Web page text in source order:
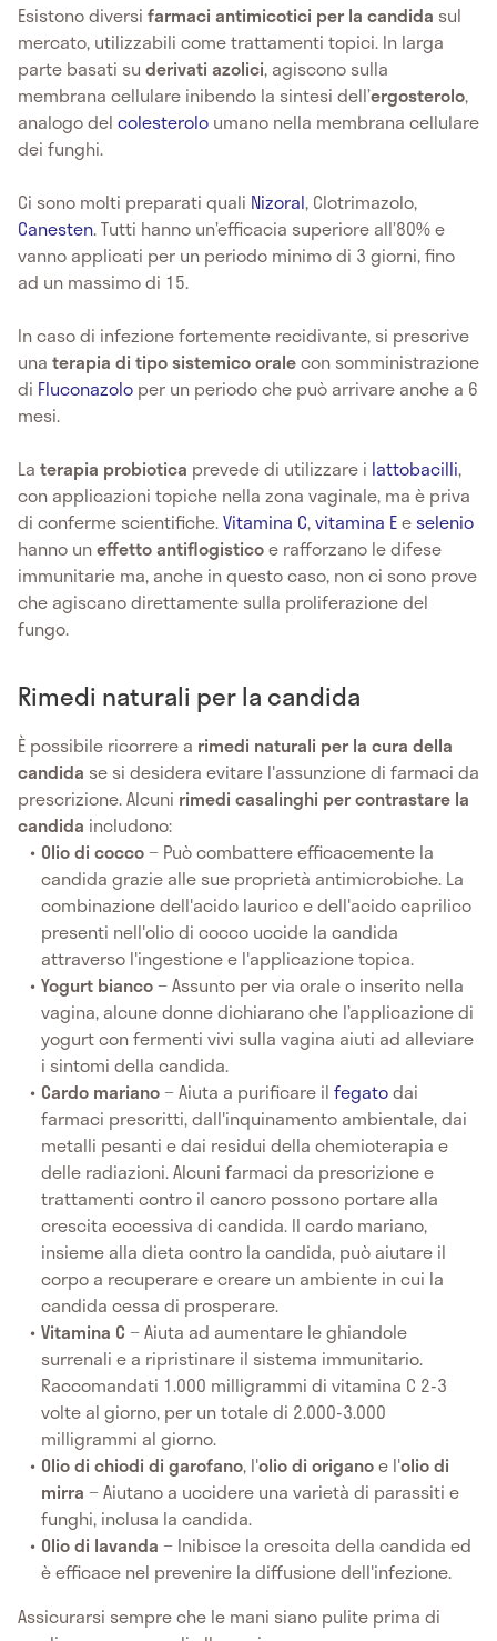
Esistono diversi farmaci antimicotici per la candida sul
mercato, utilizzabili come trattamenti topici. In larga
parte basati su derivati azolici, agiscono sulla
membrana cellulare inibendo la sintesi dell’ergosterolo,
analogo del colesterolo umano nella membrana cellulare
dei funghi.
Ci sono molti preparati quali Nizoral, Clotrimazolo,
Canesten. Tutti hanno un’efficacia superiore all’80% e
vanno applicati per un periodo minimo di 3 giorni, fino
ad un massimo di 15.
In caso di infezione fortemente recidivante, si prescrive
una terapia di tipo sistemico oralecon somministrazione
di Fluconazolo per un periodo che può arrivare anche a 6
mesi.
La terapia probiotica prevede di utilizzare i lattobacilli,
con applicazioni topiche nella zona vaginale, ma è priva
di conferme scientifiche.Vitamina C,vitamina Eeselenio
hanno uneffetto antiflogisticoe rafforzano le difese
immunitarie ma, anche in questo caso, non ci sono prove
che agiscano direttamente sulla proliferazione del
fungo.
Rimedi naturali per la candida
È possibile ricorrere a rimedi naturali per la cura della
candida se si desidera evitare l'assunzione di farmaci da
prescrizione. Alcuni rimedi casalinghi per contrastare la
candida includono:
Olio di cocco− Può combattere efficacemente la
candida grazie alle sue proprietà antimicrobiche. La
combinazione dell'acido laurico e dell'acido caprilico
presenti nell'olio di cocco uccide la candida
attraverso l'ingestione e l'applicazione topica.
Yogurt bianco− Assunto per via orale o inserito nella
vagina, alcune donne dichiarano che l’applicazione di
yogurt con fermenti vivi sulla vagina aiuti ad alleviare
i sintomi della candida.
Cardo mariano− Aiuta a purificare ilfegatodai
farmaci prescritti, dall'inquinamento ambientale, dai
metalli pesanti e dai residui della chemioterapia e
delle radiazioni. Alcuni farmaci da prescrizione e
trattamenti contro il cancro possono portare alla
crescita eccessiva di candida. Il cardo mariano,
insieme alla dieta contro la candida, può aiutare il
corpo a recuperare e creare un ambiente in cui la
candida cessa di prosperare.
Vitamina C− Aiuta ad aumentare le ghiandole
surrenali e a ripristinare il sistema immunitario.
Raccomandati 1.000 milligrammi di vitamina C 2-3
volte al giorno, per un totale di 2.000-3.000
milligrammi al giorno.
Olio di chiodi di garofano, l'olio di origanoe l'olio di
mirra− Aiutano a uccidere una varietà di parassiti e
funghi, inclusa la candida.
Olio di lavanda− Inibisce la crescita della candida ed
è efficace nel prevenire la diffusione dell'infezione.
Assicurarsi sempre che le mani siano pulite prima di